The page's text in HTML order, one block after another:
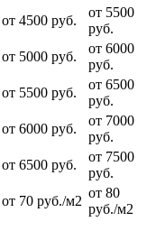
от 4500 руб.
от 5500
руб.
от 5000 руб.
от 6000
руб.
от 5500 руб.
от 6500
руб.
от 6000 руб.
от 7000
руб.
от 6500 руб.
от 7500
руб.
от 70 руб./м2
от 80
руб./м2